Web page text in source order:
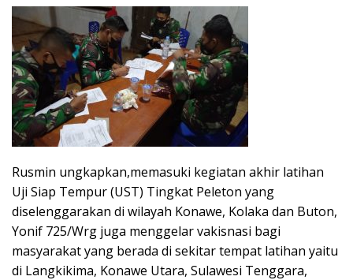
Rusmin ungkapkan,memasuki kegiatan akhir latihan
Uji Siap Tempur (UST) Tingkat Peleton yang
diselenggarakan di wilayah Konawe, Kolaka dan Buton,
Yonif 725/Wrg juga menggelar vakisnasi bagi
masyarakat yang berada di sekitar tempat latihan yaitu
di Langkikima, Konawe Utara, Sulawesi Tenggara,